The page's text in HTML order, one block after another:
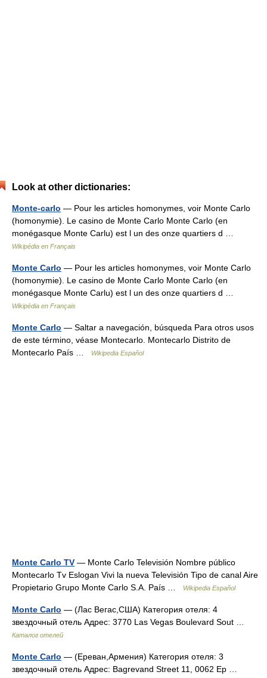
Look at other dictionaries:
Monte-carlo — Pour les articles homonymes, voir Monte Carlo
(homonymie). Le casino de Monte Carlo Monte Carlo (en
monégasque Monte Carlu) est l un des onze quartiers d …
Wikipédia en Français
Monte Carlo — Pour les articles homonymes, voir Monte Carlo
(homonymie). Le casino de Monte Carlo Monte Carlo (en
monégasque Monte Carlu) est l un des onze quartiers d …
Wikipédia en Français
Monte Carlo — Saltar a navegación, búsqueda Para otros usos
de este término, véase Montecarlo. Montecarlo Distrito de
Montecarlo País …
Wikipedia Español
Monte Carlo TV — Monte Carlo Televisión Nombre público
Montecarlo Tv Eslogan Vivi la nueva Televisión Tipo de canal Aire
Propietario Grupo Monte Carlo S.A. País …
Wikipedia Español
Monte Carlo — (Лас Вегас,США) Категория отеля: 4
звездочный отель Адрес: 3770 Las Vegas Boulevard Sout …
Каталог отелей
Monte Carlo — (Ереван,Армения) Категория отеля: 3
звездочный отель Адрес: Bagrevand Street 11, 0062 Ер …